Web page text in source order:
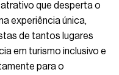
que desperta o
experiência única,
de tantos lugares
em turismo inclusivo e
para o